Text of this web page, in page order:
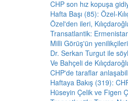
CHP son hız kopuşa
Hafta Başı (85): Özel-
Özel'den ileri,
Transatlantik:
Milli Görüş'ün
Dr. Serkan Turgut ile
Ve Bahçeli de
CHP'de taraflar
Haftaya Bakış (319):
Hüseyin Çelik ve Figen